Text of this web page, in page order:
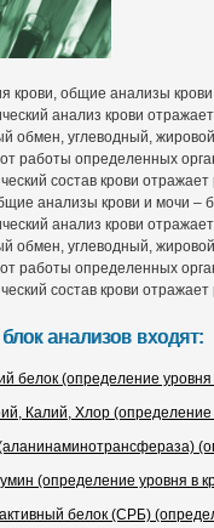
крови, общие анализы
анализ крови
обмен, углеводный,
работы определенных
состав крови
анализы крови и мочи –
анализ крови
обмен, углеводный,
работы определенных
состав крови
блок анализов входят:
белок (определение уровня
Калий, Хлор (определение
(определение уровня в
белок (СРБ)